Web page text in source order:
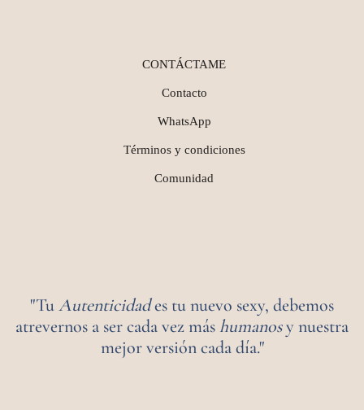
CONTÁCTAME
Contacto
WhatsApp
Términos y condiciones
Comunidad
"TuAutenticidades tu nuevo sexy, debemos
atrevernos a ser cada vez máshumanosy nuestra
mejor versión cada día."